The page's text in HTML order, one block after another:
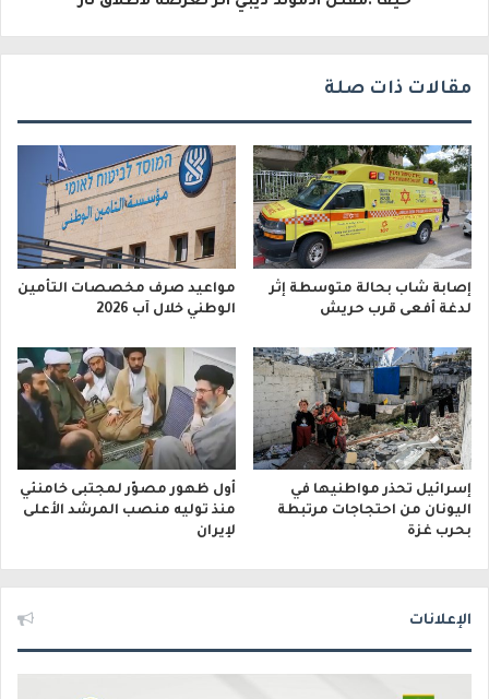
مقالات ذات صلة
إصابة شاب بحالة متوسطة إثر
لدغة أفعى قرب حريش
مواعيد صرف مخصصات التأمين
الوطني خلال آب 2026
إسرائيل تحذر مواطنيها في
اليونان من احتجاجات مرتبطة
بحرب غزة
أول ظهور مصوّر لمجتبى خامنئي
منذ توليه منصب المرشد الأعلى
لإيران
الإعلانات